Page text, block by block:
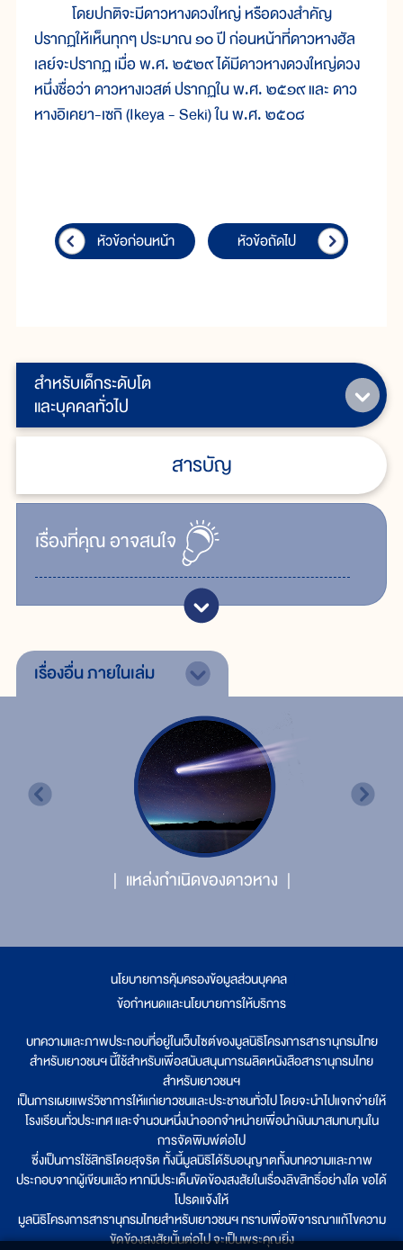
สำหรับเด็กระดับโต
และบุคคลทั่วไป
สารบัญ
เรื่ิองที่คุณอาจสนใจ
โดยปกติจะมีดาวหางดวงใหญ่ หรือดวงสำคัญ
ปรากฏให้เห็นทุกๆ ประมาณ ๑๐ ปี ก่อนหน้าที่ดาวหางฮัล
เลย์จะปรากฏ เมื่อ พ.ศ. ๒๕๒๙ ได้มีดาวหางดวงใหญ่ดวง
หนึ่งชื่อว่า ดาวหางเวสต์ ปรากฏใน พ.ศ. ๒๕๑๙ และ ดาว
หางอิเคยา-เซกิ (Ikeya - Seki) ใน พ.ศ. ๒๕๐๘
หัวข้อก่อนหน้า หัวข้อถัดไป
เรื่องอื่นภายในเล่ม
แหล่งกำเนิดของดาวหาง
นโยบายการคุ้มครองข้อมูลส่วนบุคคล
ข้อกำหนดและนโยบายการให้บริการ
บทความและภาพประกอบที่อยู่ในเว็บไซต์ของมูลนิธิโครงการสารานุกรมไทย
สำหรับเยาวชนฯ นี้ใช้สำหรับเพื่อสนับสนุนการผลิตหนังสือสารานุกรมไทย
สำหรับเยาวชนฯ
เป็นการเผยแพร่วิชาการให้แก่เยาวชนและประชาชนทั่วไป โดยจะนำไปแจกจ่ายให้
โรงเรียนทั่วประเทศ และจำนวนหนึ่งนำออกจำหน่ายเพื่อนำเงินมาสมทบทุนใน
การจัดพิมพ์ต่อไป
ซึ่งเป็นการใช้สิทธิโดยสุจริต ทั้งนี้มูลนิธิได้รับอนุญาตทั้งบทความและภาพ
ประกอบจากผู้เขียนแล้ว หากมีประเด็นขัดข้องสงสัยในเรื่องลิขสิทธิ์อย่างใด ขอได้
โปรดแจ้งให้
มูลนิธิโครงการสารานุกรมไทยสำหรับเยาวชนฯ ทราบเพื่อพิจารณาแก้ไขความ
ขัดข้องสงสัยนั้นต่อไป จะเป็นพระคุณยิ่ง